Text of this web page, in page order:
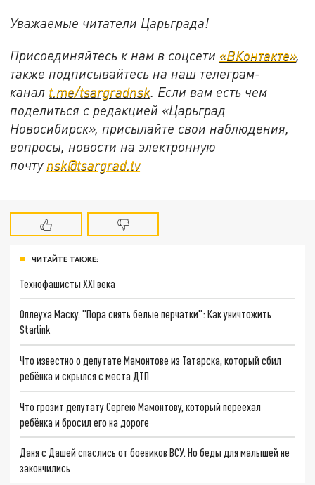
Уважаемые читатели Царьграда!
Присоединяйтесь к нам в соцсети «ВКонтакте»,
также подписывайтесь на наш телеграм-
канал t.me/tsargradnsk. Если вам есть чем
поделиться с редакцией «Царьград
Новосибирск», присылайте свои наблюдения,
вопросы, новости на электронную
почту nsk@tsargrad.tv
ЧИТАЙТЕ ТАКЖЕ:
Технофашисты XXI века
Оплеуха Маску. "Пора снять белые перчатки": Как уничтожить
Starlink
Что известно о депутате Мамонтове из Татарска, который сбил
ребёнка и скрылся с места ДТП
Что грозит депутату Сергею Мамонтову, который переехал
ребёнка и бросил его на дороге
Даня с Дашей спаслись от боевиков ВСУ. Но беды для малышей не
закончились